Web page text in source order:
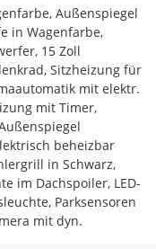
Außenspiegel
in Wagenfarbe,
15 Zoll
Sitzheizung für
mit elektr.
mit Timer,
beheizbar
in Schwarz,
im Dachspoiler, LED-
Parksensoren
mit dyn.